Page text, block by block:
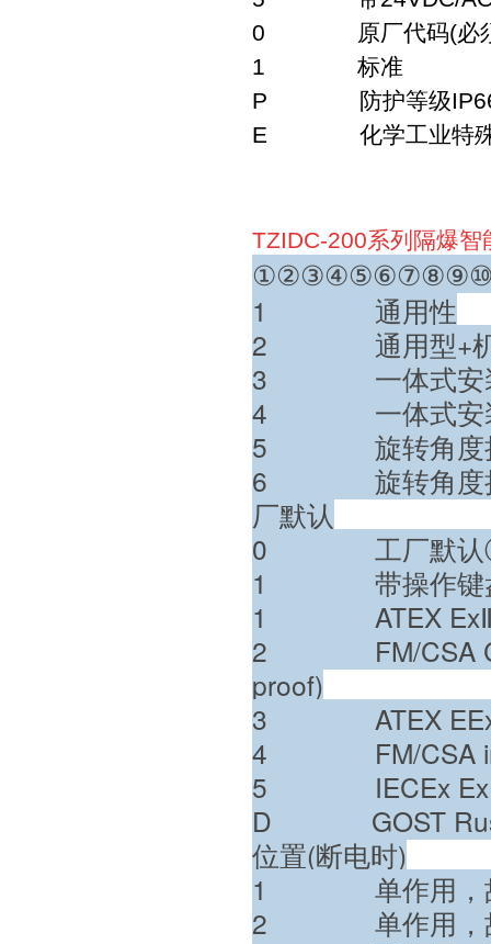
0 原厂代码(必须
1 标准
P 防护等级
E 化学工业特殊涂
TZIDC-200系列隔爆智
1 通用性
2 通用型+机
3 一体式安
4 一体式安装+
5 旋转角度扩
6 旋转角度扩展
厂默认
0 工厂默认
1 带操作键盘
1 ATEX ExⅡ2
2 FM/CSA
proof)
3 ATEX EEx ib
4 FM/CSA
5 IECEx Ex
D GOST
位置(断电时)
1 单作用，故
2 单作用，故